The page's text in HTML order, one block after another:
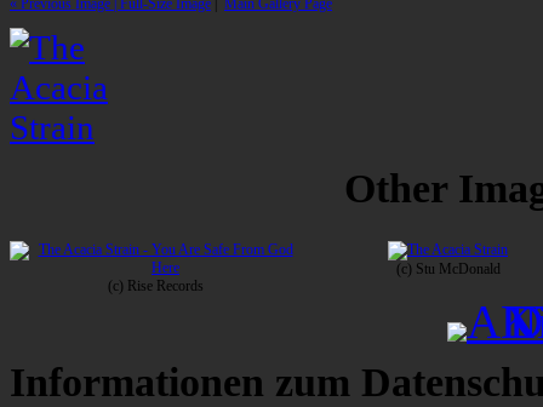
« Previous Image | Full-Size Image Main Gallery Page
Other
(c) Rise Records
(c) Stu McDonald
Informationen zum